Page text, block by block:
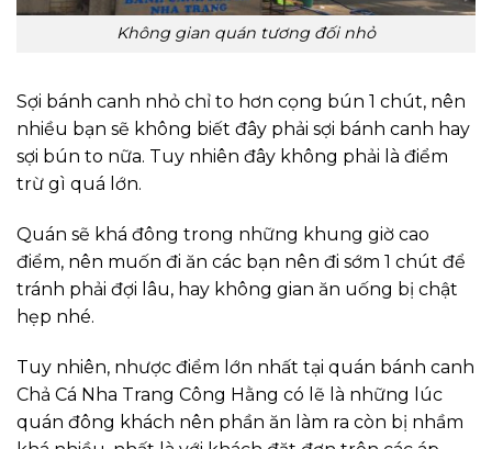
Không gian quán tương đối nhỏ
Sợi bánh canh nhỏ chỉ to hơn cọng bún 1 chút, nên
nhiều bạn sẽ không biết đây phải sợi bánh canh hay
sợi bún to nữa. Tuy nhiên đây không phải là điểm
trừ gì quá lớn.
Quán sẽ khá đông trong những khung giờ cao
điểm, nên muốn đi ăn các bạn nên đi sớm 1 chút để
tránh phải đợi lâu, hay không gian ăn uống bị chật
hẹp nhé.
Tuy nhiên, nhược điểm lớn nhất tại quán bánh canh
Chả Cá Nha Trang Công Hằng có lẽ là những lúc
quán đông khách nên phần ăn làm ra còn bị nhầm